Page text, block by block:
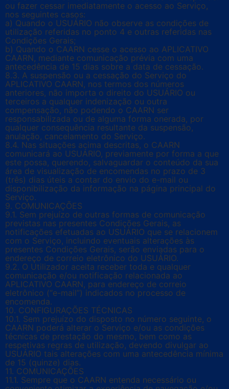
ou fazer cessar imediatamente o acesso ao Serviço,
nos seguintes casos:
a) Quando o USUÁRIO não observe as condições de
utilização referidas no ponto 4 e outras referidas nas
Condições Gerais;
b) Quando o CAARN cesse o acesso ao APLICATIVO
CAARN, mediante comunicação prévia com uma
antecedência de 15 dias sobre a data de cessação.
8.3. A suspensão ou a cessação do Serviço do
APLICATIVO CAARN, nos termos dos números
anteriores, não importa o direito do USUÁRIO ou
terceiros a qualquer indenização ou outra
compensação, não podendo o CAARN ser
responsabilizada ou de alguma forma onerada, por
qualquer consequência resultante da suspensão,
anulação, cancelamento do Serviço.
8.4. Nas situações acima descritas, o CAARN
comunicará ao USUÁRIO, previamente por forma a que
este possa, querendo, salvaguardar o conteúdo da sua
área de visualização de encomendas no prazo de 3
(três) dias úteis a contar do envio do e-mail ou
disponibilização da informação na página principal do
Serviço.
9. COMUNICAÇÕES
9.1. Sem prejuízo de outras formas de comunicação
previstas nas presentes Condições Gerais, as
notificações efetuadas ao USUÁRIO que se relacionem
com o Serviço, incluindo eventuais alterações às
presentes Condições Gerais, serão enviadas para o
endereço de correio eletrônico do USUÁRIO.
9.2. O Utilizador aceita receber toda e qualquer
comunicação e/ou notificação relacionada ao
APLICATIVO CAARN, para endereço de correio
eletrônico (“e-mail”) indicados no processo de
encomenda.
10. CONFIGURAÇÕES TÉCNICAS
10.1. Sem prejuízo do disposto no número seguinte, o
CAARN poderá alterar o Serviço e/ou as condições
técnicas de prestação do mesmo, bem como as
respetivas regras de utilização, devendo divulgar ao
USUÁRIO tais alterações com uma antecedência mínima
de 15 (quinze) dias.
11. COMUNICAÇÕES
11.1. Sempre que o CAARN entenda necessário ou